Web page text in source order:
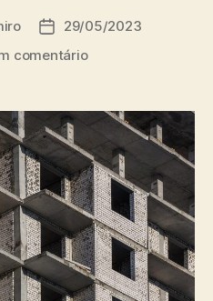
29/05/2023
comentário